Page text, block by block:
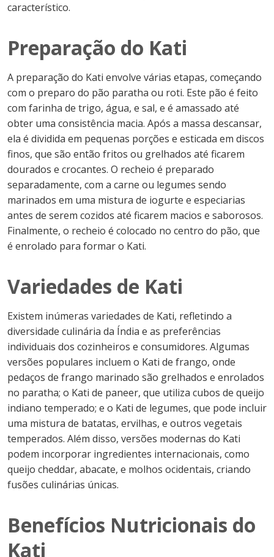
característico.
Preparação do Kati
A preparação do Kati envolve várias etapas, começando
com o preparo do pão paratha ou roti. Este pão é feito
com farinha de trigo, água, e sal, e é amassado até
obter uma consistência macia. Após a massa descansar,
ela é dividida em pequenas porções e esticada em discos
finos, que são então fritos ou grelhados até ficarem
dourados e crocantes. O recheio é preparado
separadamente, com a carne ou legumes sendo
marinados em uma mistura de iogurte e especiarias
antes de serem cozidos até ficarem macios e saborosos.
Finalmente, o recheio é colocado no centro do pão, que
é enrolado para formar o Kati.
Variedades de Kati
Existem inúmeras variedades de Kati, refletindo a
diversidade culinária da Índia e as preferências
individuais dos cozinheiros e consumidores. Algumas
versões populares incluem o Kati de frango, onde
pedaços de frango marinado são grelhados e enrolados
no paratha; o Kati de paneer, que utiliza cubos de queijo
indiano temperado; e o Kati de legumes, que pode incluir
uma mistura de batatas, ervilhas, e outros vegetais
temperados. Além disso, versões modernas do Kati
podem incorporar ingredientes internacionais, como
queijo cheddar, abacate, e molhos ocidentais, criando
fusões culinárias únicas.
Benefícios Nutricionais do
Kati